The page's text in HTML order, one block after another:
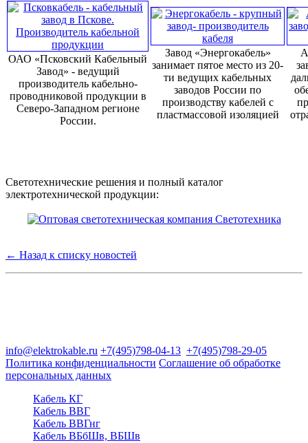
ОАО «Псковский Кабельный
Завод» - ведущий
производитель кабельно-
проводниковой продукции в
Северо-Западном регионе
России.
Завод «Энергокабель»
занимает пятое место из 20-
ти ведущих кабельных
заводов России по
производству кабелей с
пластмассовой изоляцией
Светотехнические решения и полный каталог
электротехнической продукции:
← Назад к списку новостей
info@elektrokable.ru +7(495)798-04-13 +7(495)798-29-05
Политика конфиденциальности Соглашение об обработке
персональных данных
Кабель КГ
Кабель ВВГ
Кабель ВВГнг
Кабель ВБбШв, ВБШв